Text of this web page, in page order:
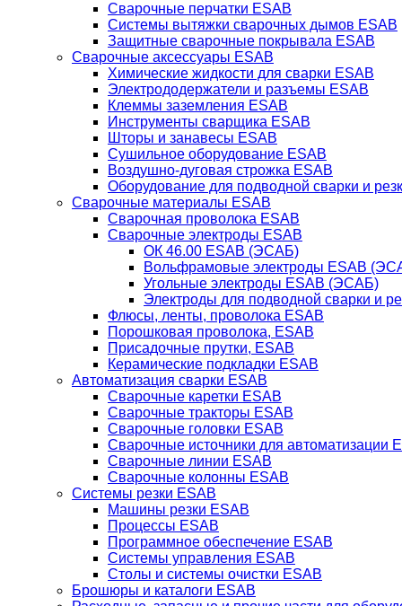
Сварочные перчатки ESAB
Системы вытяжки сварочных дымов ESAB
Защитные сварочные покрывала ESAB
Сварочные аксессуары ESAB
Химические жидкости для сварки ESAB
Электрододержатели и разъемы ESAB
Клеммы заземления ESAB
Инструменты сварщика ESAB
Шторы и занавесы ESAB
Сушильное оборудование ESAB
Воздушно-дуговая строжка ESAB
Оборудование для подводной сварки и
Сварочные материалы ESAB
Сварочная проволока ESAB
Сварочные электроды ESAB
ОК 46.00 ESAB (ЭСАБ)
Вольфрамовые электроды ESAB
Угольные электроды ESAB (ЭСАБ)
Электроды для подводной сварки и
Флюсы, ленты, проволока ESAB
Порошковая проволока, ESAB
Присадочные прутки, ESAB
Керамические подкладки ESAB
Автоматизация сварки ESAB
Сварочные каретки ESAB
Сварочные тракторы ESAB
Сварочные головки ESAB
Сварочные источники для автоматизации
Сварочные линии ESAB
Сварочные колонны ESAB
Системы резки ESAB
Машины резки ESAB
Процессы ESAB
Программное обеспечение ESAB
Системы управления ESAB
Столы и системы очистки ESAB
Брошюры и каталоги ESAB